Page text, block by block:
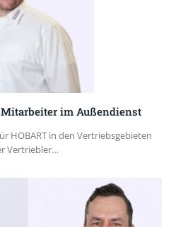
im Außendienst
HOBART in den Vertriebsgebieten
Vertriebler…